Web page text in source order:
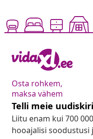
Osta rohkem,
maksa vähem
Telli meie uudiskiri
Liitu enam kui 700
hooajalisi soodustusi